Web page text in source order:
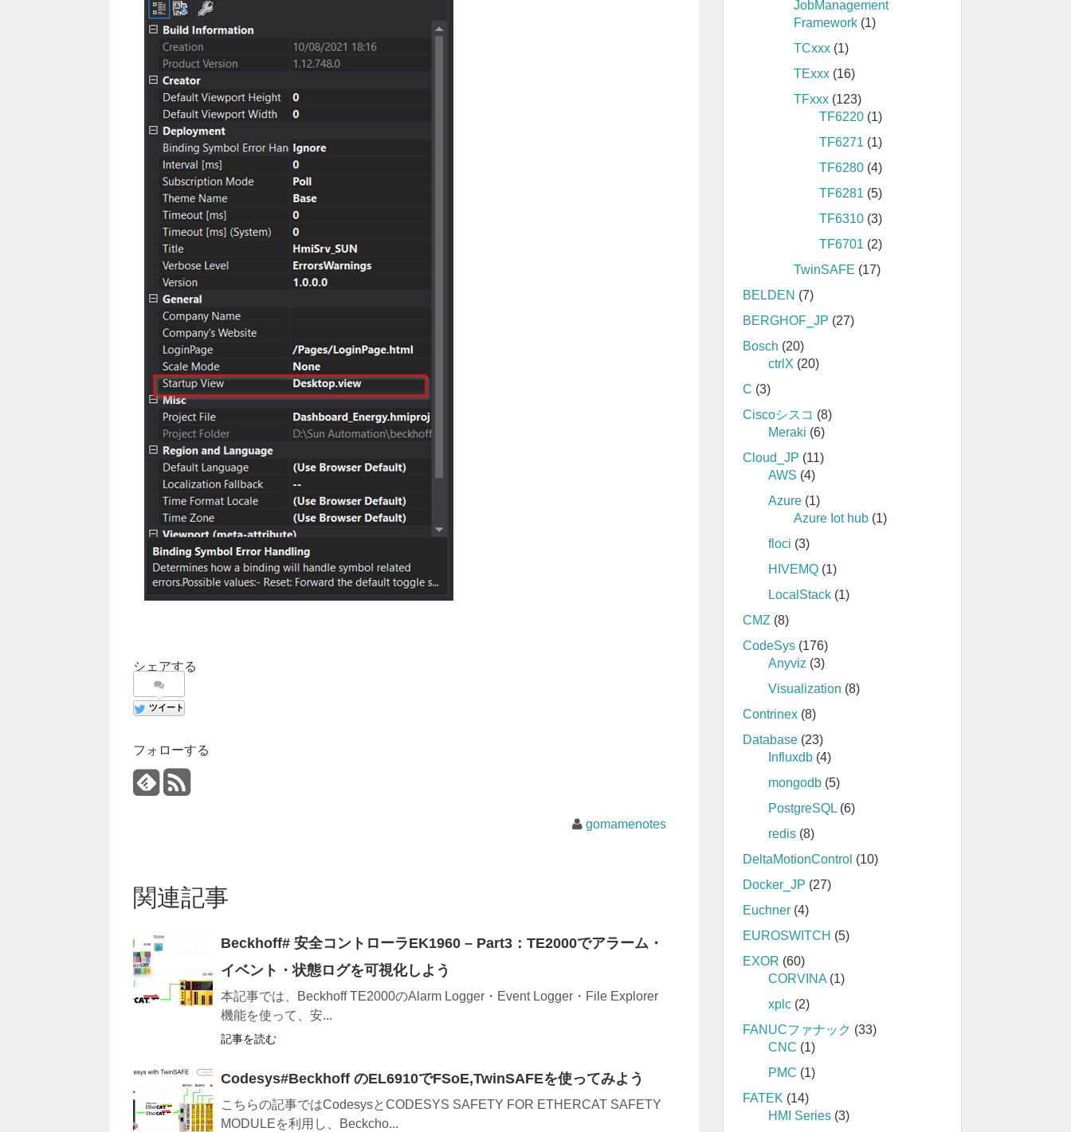
シェアする
ツイート
フォローする
gomamenotes
関連記事
Beckhoff# 安全コントローラEK1960 – Part3：TE2000でアラーム・
イベント・状態ログを可視化しよう
本記事では、Beckhoff TE2000のAlarm Logger・Event Logger・File Explorer
機能を使って、安...
記事を読む
Codesys#Beckhoff のEL6910でFSoE,TwinSAFEを使ってみよう
こちらの記事ではCodesysとCODESYS SAFETY FOR ETHERCAT SAFETY
MODULEを利用し、Beckcho...
JobManagement
Framework (1)
TCxxx (1)
TExxx (16)
TFxxx (123)
TF6220 (1)
TF6271 (1)
TF6280 (4)
TF6281 (5)
TF6310 (3)
TF6701 (2)
TwinSAFE (17)
BELDEN (7)
BERGHOF_JP (27)
Bosch (20)
ctrlX (20)
C (3)
Ciscoシスコ (8)
Meraki (6)
Cloud_JP (11)
AWS (4)
Azure (1)
Azure Iot hub (1)
floci (3)
HIVEMQ (1)
LocalStack (1)
CMZ (8)
CodeSys (176)
Anyviz (3)
Visualization (8)
Contrinex (8)
Database (23)
Influxdb (4)
mongodb (5)
PostgreSQL (6)
redis (8)
DeltaMotionControl (10)
Docker_JP (27)
Euchner (4)
EUROSWITCH (5)
EXOR (60)
CORVINA (1)
xplc (2)
FANUCファナック (33)
CNC (1)
PMC (1)
FATEK (14)
HMI Series (3)